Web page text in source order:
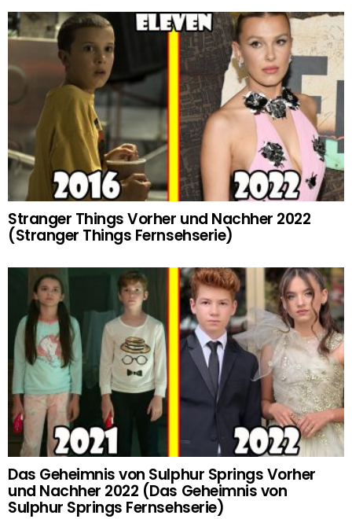
Stranger Things Vorher und Nachher 2022
(Stranger Things Fernsehserie)
Das Geheimnis von Sulphur Springs Vorher
und Nachher 2022 (Das Geheimnis von
Sulphur Springs Fernsehserie)